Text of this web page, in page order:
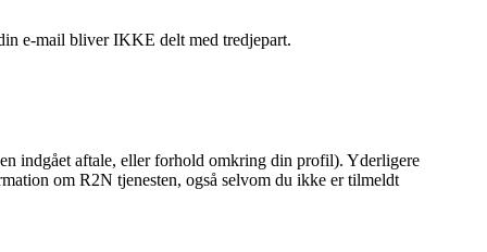
e-mail bliver IKKE delt med tredjepart.
indgået aftale, eller forhold omkring din profil). Yderligere
om R2N tjenesten, også selvom du ikke er tilmeldt